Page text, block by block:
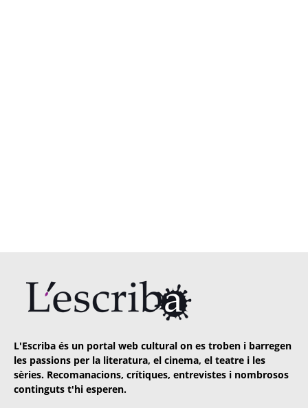
L'Escriba és un portal web cultural on es troben i barregen
les passions per la literatura, el cinema, el teatre i les
sèries. Recomanacions, crítiques, entrevistes i nombrosos
continguts t'hi esperen.